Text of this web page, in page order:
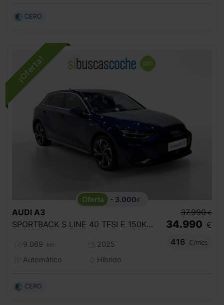
CERO
- 3.000€
AUDI A3
SPORTBACK S LINE 40 TFSI E 150KW S TRON
9.069 km
2025
Automático
Híbrido
37.990 €
34.990 €
416
€/mes
CERO